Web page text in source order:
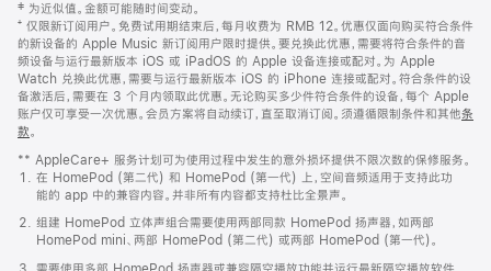
页
页
脚
注
‡ 为近似值。金额可能随时间变动。
⁺ 仅限新订阅用户。免费试用期结束后，每月收费为 RMB 12。优惠仅面向购买符合条件
的新设备的 Apple Music 新订阅用户限时提供。要兑换此优惠，需要将符合条件的音
频设备与运行最新版本 iOS 或 iPadOS 的 Apple 设备连接或配对。为 Apple
Watch 兑换此优惠，需要与运行最新版本 iOS 的 iPhone 连接或配对。符合条件的设
备激活后，需要在 3 个月内领取此优惠。无论购买多少件符合条件的设备，每个 Apple
账户仅可享受一次优惠。会员方案将自动续订，直至取消订阅。须遵循限制条件和其他条
款。
窗
口
中
打
开)
** AppleCare+ 服务计划可为使用过程中发生的意外损坏提供不限次数的保修服务。
在 HomePod (第二代) 和 HomePod (第一代) 上，空间音频适用于支持此功
能的 app 中的兼容内容。并非所有内容都支持杜比全景声。
组建 HomePod 立体声组合需要使用两部同款 HomePod 扬声器，如两部
HomePod mini、两部 HomePod (第二代) 或两部 HomePod (第一代)。